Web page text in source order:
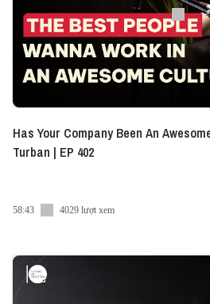
Has Your Company Been An
Turban | EP 402
58:43 4029 lượt xem